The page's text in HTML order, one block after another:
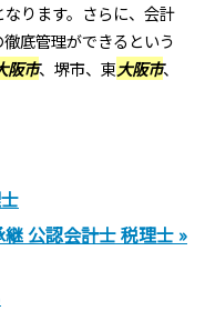
ります。さらに、会計
底管理ができるという
阪市、堺市、東大阪市、
公認会計士 税理士 »